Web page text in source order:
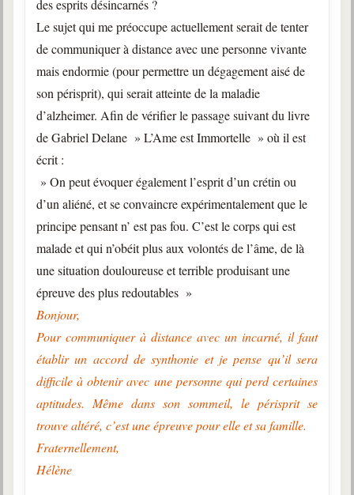
des esprits désincarnés ?
Le sujet qui me préoccupe actuellement serait de tenter
de communiquer à distance avec une personne vivante
mais endormie (pour permettre un dégagement aisé de
son périsprit), qui serait atteinte de la maladie
d’alzheimer. Afin de vérifier le passage suivant du livre
de Gabriel Delane » L’Ame est Immortelle » où il est
écrit :
» On peut évoquer également l’esprit d’un crétin ou
d’un aliéné, et se convaincre expérimentalement que le
principe pensant n’ est pas fou. C’est le corps qui est
malade et qui n’obéit plus aux volontés de l’âme, de là
une situation douloureuse et terrible produisant une
épreuve des plus redoutables »
Bonjour,
Pour communiquer à distance avec un incarné, il faut
établir un accord de synthonie et je pense qu’il sera
difficile à obtenir avec une personne qui perd certaines
aptitudes. Même dans son sommeil, le périsprit se
trouve altéré, c’est une épreuve pour elle et sa famille.
Fraternellement,
Hélène